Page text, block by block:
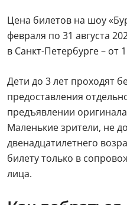
Цена билетов на шоу
февраля по 31 августа
в Санкт-Петербурге – от
Дети до 3 лет проходят
предоставления
предъявлении
Маленькие зрители, не
двенадцатилетнего
билету только в
лица.